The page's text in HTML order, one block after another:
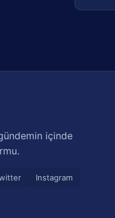
içinde
Instagram